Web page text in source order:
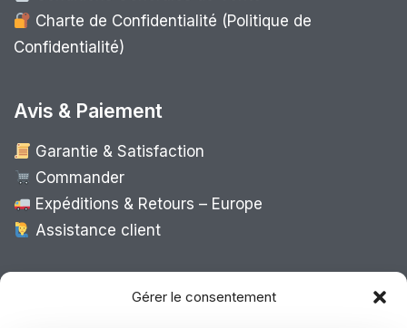
Gérer le consentement
Charte de Confidentialité (Politique de
Confidentialité)
Avis & Paiement
Garantie & Satisfaction
Commander
Expéditions & Retours – Europe
Assistance client
Expédition Europe